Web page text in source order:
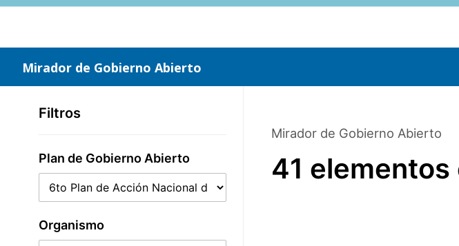
Saltar
Mirador de Gobierno Abierto
Filtros
Plan de Gobierno Abierto
Organismo
Mirador de Gobierno Abierto
41